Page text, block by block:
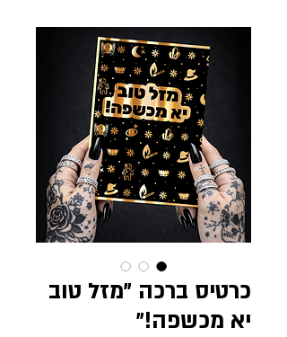
כרטיס ברכה ״מזל טוב
יא מכשפה!״